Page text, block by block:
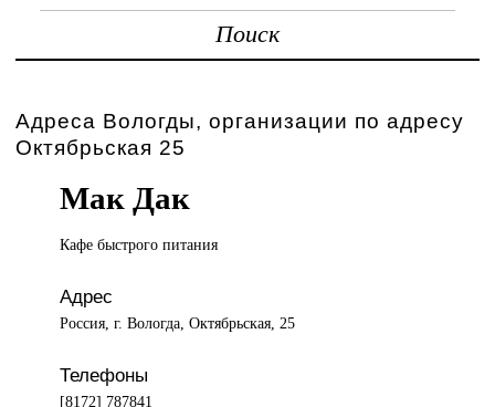
Поиск
Адреса Вологды, организации по адресу
Октябрьская 25
Мак Дак
Кафе быстрогопитания
Адрес
Россия, г. Вологда, Октябрьская, 25
Телефоны
[8172] 787841